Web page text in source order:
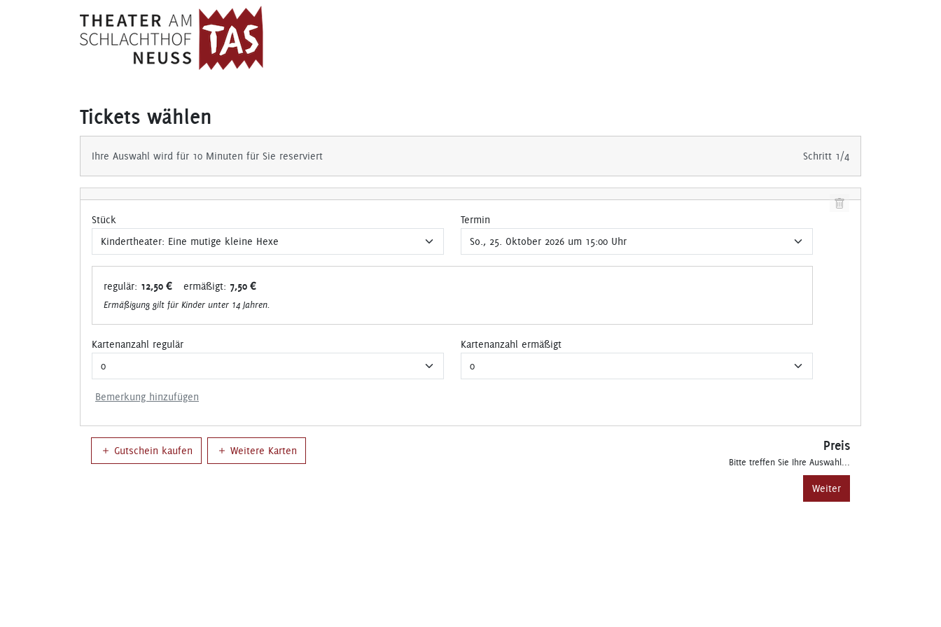
Tickets wählen
Ihre Auswahl wird für 10 Minuten für Sie reserviert Schritt 1/4
Stück Termin
regulär: 12,50 € ermäßigt: 7,50 €
Ermäßigung gilt für Kinder unter 14 Jahren.
Kartenanzahl regulär Kartenanzahl ermäßigt
Bemerkung hinzufügen
Gutschein kaufen Weitere Karten Preis
Bitte treffen Sie Ihre Auswahl...
Weiter